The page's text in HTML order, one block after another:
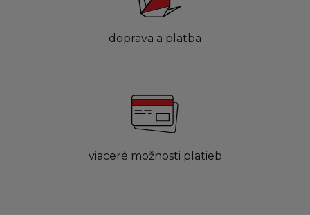
doprava a platba
viaceré možnosti platieb